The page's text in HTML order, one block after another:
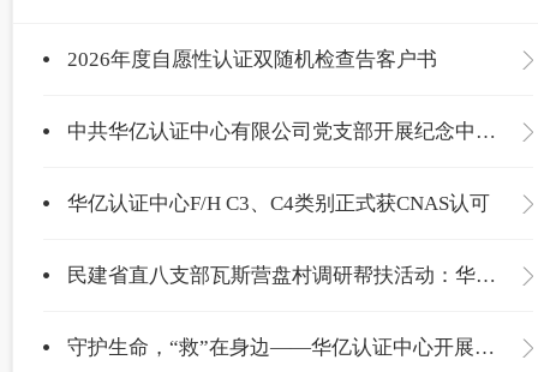
2026年度自愿性认证双随机检查告客户书
中共华亿认证中心有限公司党支部开展纪念中国共产党成立105周年主题党日活动
华亿认证中心F/H C3、C4类别正式获CNAS认可
民建省直八支部瓦斯营盘村调研帮扶活动：华亿认证中心爱心捐赠温暖校园
守护生命，“救”在身边——华亿认证中心开展应急救护专项培训